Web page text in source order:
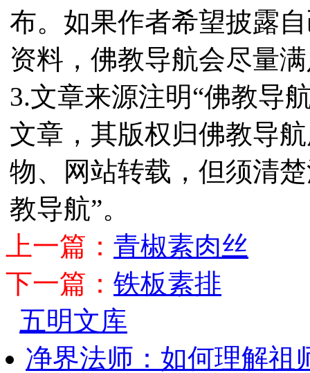
布。如果作者希望披露
资料，佛教导航会尽量
3.文章来源注明“佛教导
文章，其版权归佛教导
物、网站转载，但须清
教导航”。
上一篇： 青椒素肉丝
下一篇： 铁板素排
五明文库
净界法师：如何理解祖